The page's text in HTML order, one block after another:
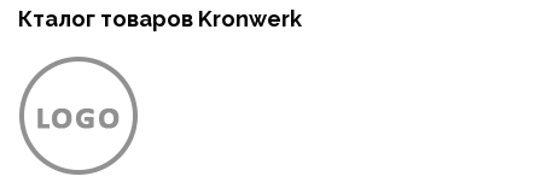
Кталог товаров Kronwerk